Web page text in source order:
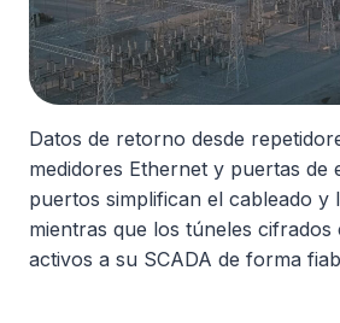
Datos de retorno desde
medidores Ethernet y puertas de
puertos simplifican el cableado y
mientras que los túneles cifrados
activos a su SCADA de forma